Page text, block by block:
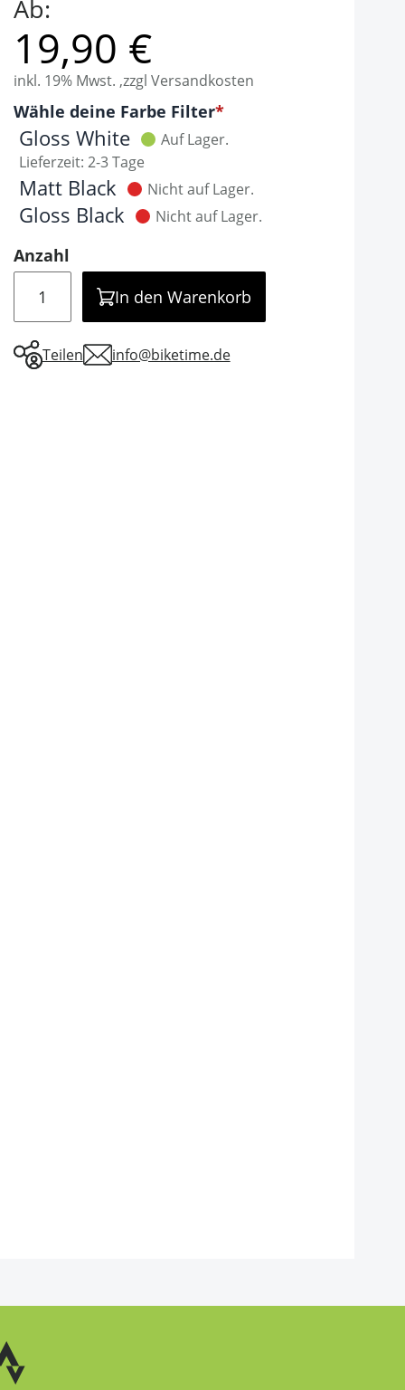
Ab:
19,90 €
inkl. 19% Mwst. ,zzgl Versandkosten
Optionen
Wähle deine Farbe Filter
It is required to select one of the available
Gloss White
Auf Lager.
Lieferzeit: 2-3 Tage
Matt Black Nicht auf Lager.
Gloss Black Nicht auf Lager.
Anzahl
In den Warenkorb
Teilen info@biketime.de